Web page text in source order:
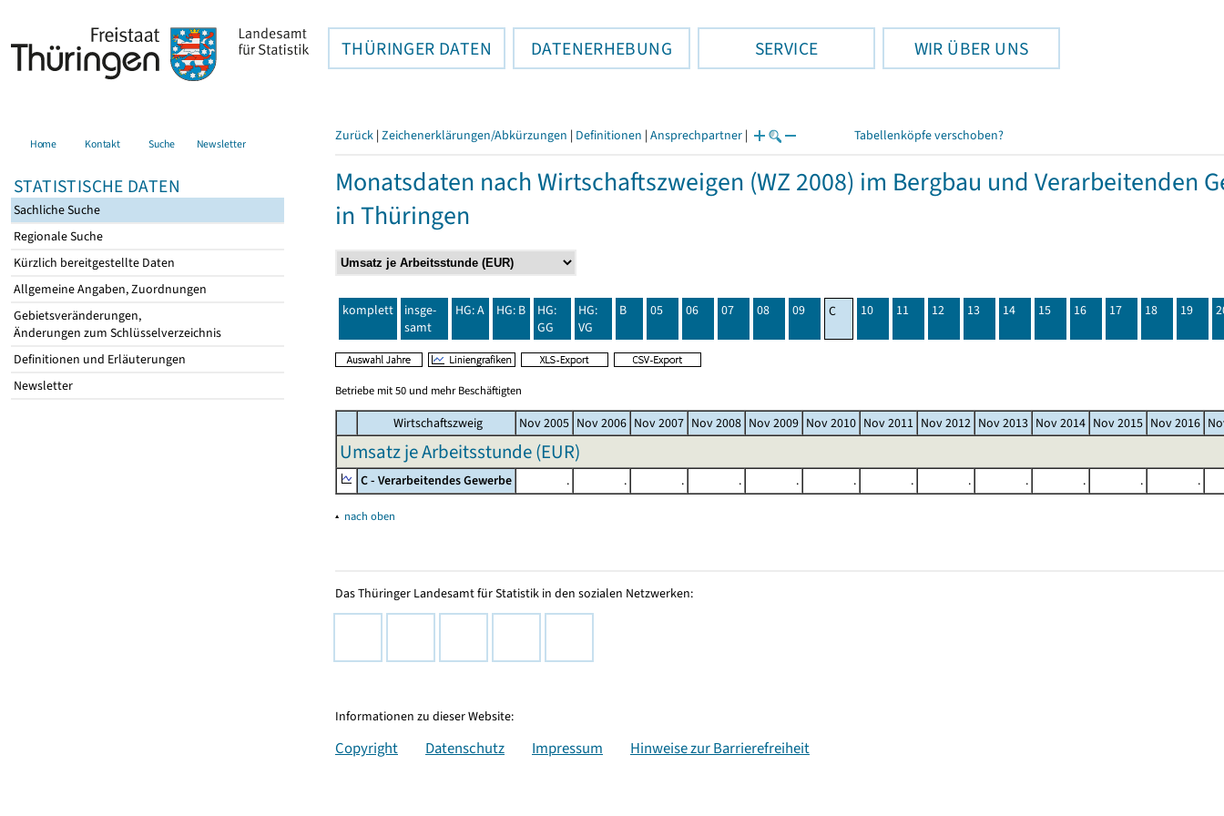
THÜRINGER DATEN DATENERHEBUNG SERVICE WIR ÜBER UNS
Home Kontakt Suche Newsletter
STATISTISCHE DATEN
Sachliche Suche
Regionale Suche
Kürzlich bereitgestellte Daten
Allgemeine Angaben, Zuordnungen
Gebietsveränderungen,
Änderungen zum Schlüsselverzeichnis
Definitionen und Erläuterungen
Newsletter
Zurück | Zeichenerklärungen/Abkürzungen | Definitionen | Ansprechpartner | Tabellenköpfe verschoben?
Monatsdaten nach Wirtschaftszweigen (WZ 2008) im Bergbau und Verarbeitenden
in Thüringen
komplett
insge-
samt
HG: A HG: B
HG:
GG
HG:
VG
B 05 06 07 08 09 C 10 11 12 13 14 15 16 17 18 19
Betriebe mit 50 und mehr Beschäftigten
Wirtschaftszweig Nov 2005 Nov 2006 Nov 2007 Nov 2008 Nov 2009 Nov 2010 Nov 2011 Nov 2012 Nov 2013 Nov 2014 Nov 2015 Nov 2016
Umsatz je Arbeitsstunde (EUR)
C - Verarbeitendes Gewerbe . . . . . . . . . . . .
▴ nach oben
Das Thüringer Landesamt für Statistik in den sozialen Netzwerken:
Informationen zu dieser Website:
Copyright Datenschutz Impressum Hinweise zur Barrierefreiheit